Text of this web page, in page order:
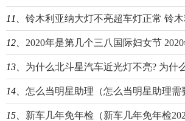
11、 铃木利亚纳大灯不亮超车灯正常 铃
12、 2020年是第几个三八国际妇女节 2020年是第
13、 为什么北斗星汽车近光灯不亮? 为什么北
14、 怎么当明星助理（怎么当明星助理需
15、 新车几年免年检（新车几年免年检